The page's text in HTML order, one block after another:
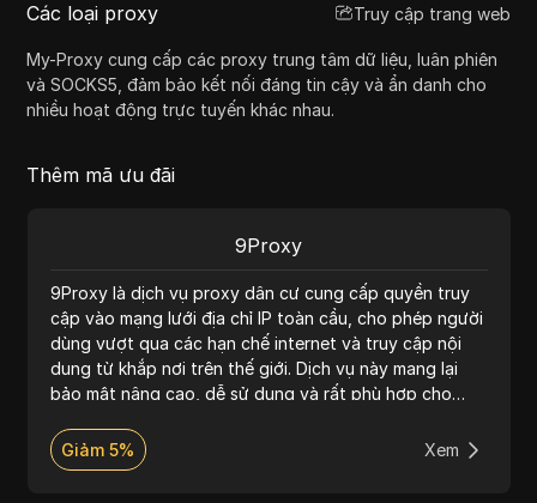
Các loại proxy Truy cập trang web
My-Proxy cung cấp các proxy trung tâm dữ liệu, luân phiên
và SOCKS5, đảm bảo kết nối đáng tin cậy và ẩn danh cho
nhiều hoạt động trực tuyến khác nhau.
Thêm mã ưu đãi
9Proxy
9Proxy là dịch vụ proxy dân cư cung cấp quyền truy
cập vào mạng lưới địa chỉ IP toàn cầu, cho phép người
dùng vượt qua các hạn chế internet và truy cập nội
dung từ khắp nơi trên thế giới. Dịch vụ này mang lại
bảo mật nâng cao, dễ sử dụng và rất phù hợp cho
hạn chế.
Giảm 5% Xem